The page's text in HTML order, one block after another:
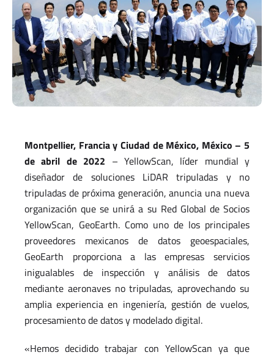
Montpellier, Francia y Ciudad de México, México – 5
de abril de 2022 – YellowScan, líder mundial y
diseñador de soluciones LiDAR tripuladas y no
tripuladas de próxima generación, anuncia una nueva
organización que se unirá a su Red Global de Socios
YellowScan, GeoEarth. Como uno de los principales
proveedores mexicanos de datos geoespaciales,
GeoEarth proporciona a las empresas servicios
inigualables de inspección y análisis de datos
mediante aeronaves no tripuladas, aprovechando su
amplia experiencia en ingeniería, gestión de vuelos,
procesamiento de datos y modelado digital.
«Hemos decidido trabajar con YellowScan ya que